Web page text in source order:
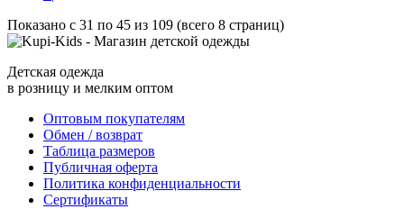
Показано с 31 по 45 из 109 (всего 8 страниц)
Детская одежда
в розницу и мелким оптом
Оптовым покупателям
Обмен / возврат
Таблица размеров
Публичная оферта
Политика конфиденциальности
Сертификаты